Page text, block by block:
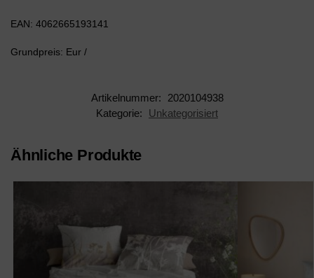
EAN: 4062665193141
Grundpreis: Eur /
Artikelnummer:
2020104938
Kategorie:
Unkategorisiert
Ähnliche Produkte